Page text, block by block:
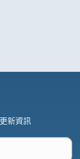
新資訊